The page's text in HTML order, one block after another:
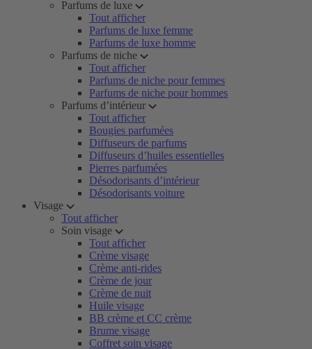
Parfums de luxe
Tout afficher
Parfums de luxe femme
Parfums de luxe homme
Parfums de niche
Tout afficher
Parfums de niche pour femmes
Parfums de niche pour hommes
Parfums d’intérieur
Tout afficher
Bougies parfumées
Diffuseurs de parfums
Diffuseurs d’huiles essentielles
Pierres parfumées
Désodorisants d’intérieur
Désodorisants voiture
Visage
Tout afficher
Soin visage
Tout afficher
Crème visage
Crème anti-rides
Crème de jour
Crème de nuit
Huile visage
BB crème et CC crème
Brume visage
Coffret soin visage